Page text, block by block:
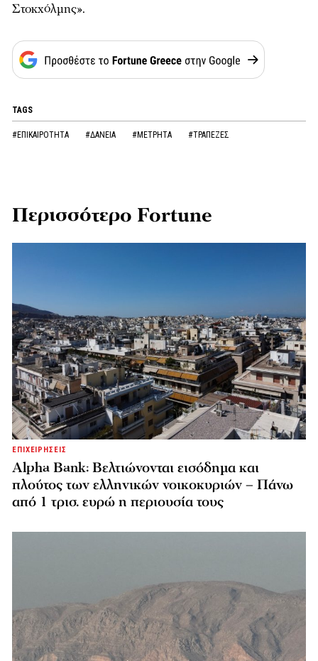
Στοκχόλμης».
TAGS
#ΕΠΙΚΑΙΡΟΤΗΤΑ #ΔΑΝΕΙΑ #ΜΕΤΡΗΤΑ #ΤΡΑΠΕΖΕΣ
Περισσότερο Fortune
ΕΠΙΧΕΙΡΗΣΕΙΣ
Alpha Bank: Βελτιώνονται εισόδημα και
πλούτος των ελληνικών νοικοκυριών – Πάνω
από 1 τρισ. ευρώ η περιουσία τους